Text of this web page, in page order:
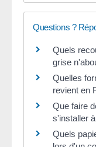
Questions ?
Quels
grise
Quelles
revient en
Que faire
s'installer
Quels